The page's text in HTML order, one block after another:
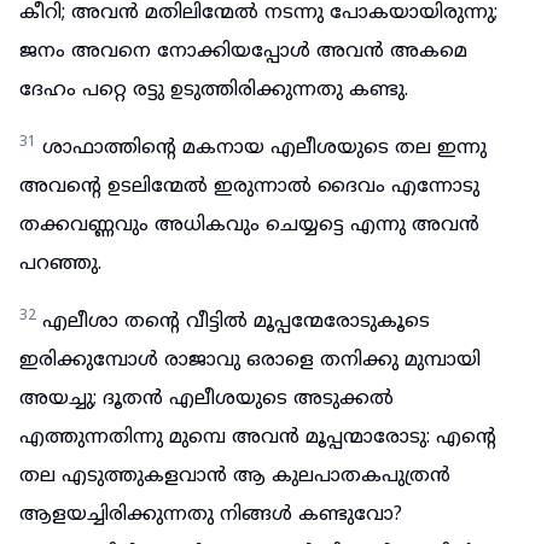
കീറി; അവൻ മതിലിന്മേൽ നടന്നു പോകയായിരുന്നു;
ജനം അവനെ നോക്കിയപ്പോൾ അവൻ അകമെ
ദേഹം പറ്റെ രട്ടു ഉടുത്തിരിക്കുന്നതു കണ്ടു.
31 ശാഫാത്തിന്റെ മകനായ എലീശയുടെ തല ഇന്നു
അവന്റെ ഉടലിന്മേൽ ഇരുന്നാൽ ദൈവം എന്നോടു
തക്കവണ്ണവും അധികവും ചെയ്യട്ടെ എന്നു അവൻ
പറഞ്ഞു.
32 എലീശാ തന്റെ വീട്ടിൽ മൂപ്പന്മേരോടുകൂടെ
ഇരിക്കുമ്പോൾ രാജാവു ഒരാളെ തനിക്കു മുമ്പായി
അയച്ചു; ദൂതൻ എലീശയുടെ അടുക്കൽ
എത്തുന്നതിന്നു മുമ്പെ അവൻ മൂപ്പന്മാരോടു: എന്റെ
തല എടുത്തുകളവാൻ ആ കുലപാതകപുത്രൻ
ആളയച്ചിരിക്കുന്നതു നിങ്ങൾ കണ്ടുവോ?